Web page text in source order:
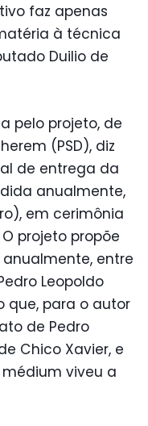
faz apenas
à técnica
Duilio de
pelo projeto, de
(PSD), diz
de entrega da
anualmente,
em cerimônia
projeto propõe
entre
Leopoldo
que, para o autor
de Pedro
Chico Xavier, e
viveu a